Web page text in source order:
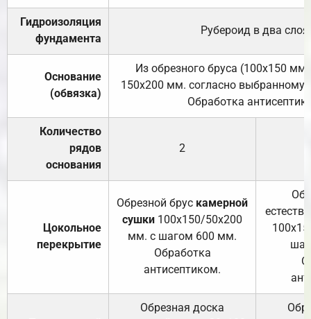
Гидроизоляция
фундамента
Рубероид в два слоя.
Основание
(обвязка)
Из обрезного бруса (100х150
150х200 мм. согласно выбранному
Обработка
Количество
рядов
основания
2
Цокольное
перекрытие
Обрезной брус камерной
сушки 100х150/50х200
мм. с шагом 600 мм.
Обработка
антисептиком.
Обрезная доска